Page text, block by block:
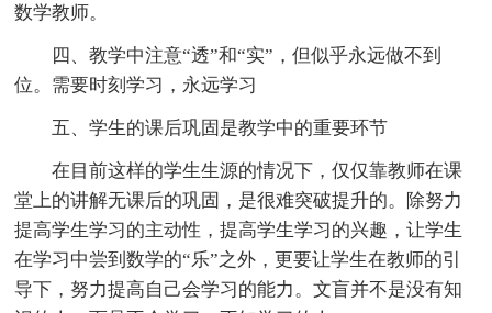
数学教师。
四、教学中注意“透”和“实”，但似乎永远做不到
位。需要时刻学习，永远学习
五、学生的课后巩固是教学中的重要环节
在目前这样的学生生源的情况下，仅仅靠教师在课
堂上的讲解无课后的巩固，是很难突破提升的。除努力
提高学生学习的主动性，提高学生学习的兴趣，让学生
在学习中尝到数学的“乐”之外，更要让学生在教师的引
导下，努力提高自己会学习的能力。文盲并不是没有知